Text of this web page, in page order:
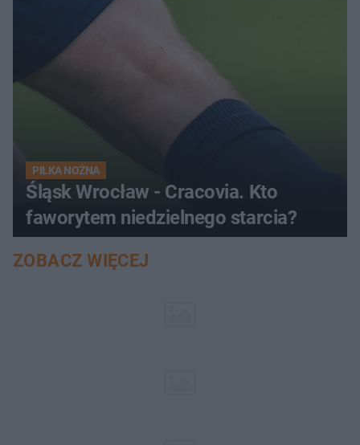
PIŁKA NOŻNA
Śląsk Wrocław - Cracovia. Kto
faworytem niedzielnego starcia?
ZOBACZ WIĘCEJ